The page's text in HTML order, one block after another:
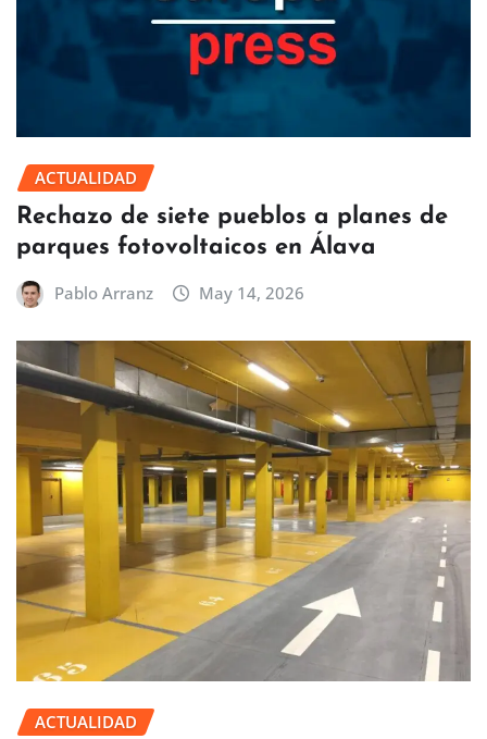
ACTUALIDAD
Rechazo de siete pueblos a planes de
parques fotovoltaicos en Álava
Pablo Arranz May 14, 2026
ACTUALIDAD